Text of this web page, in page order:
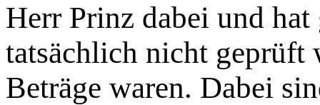
Herr Prinz dabei und hat
tatsächlich nicht geprüft
Beträge waren. Dabei